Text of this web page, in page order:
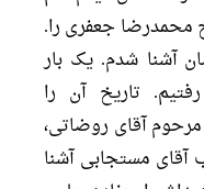
جعفری را.
آشنا شدم. یک بار
تاریخ آن را
با مرحوم آقای روضاتی،
مستجابی آشنا